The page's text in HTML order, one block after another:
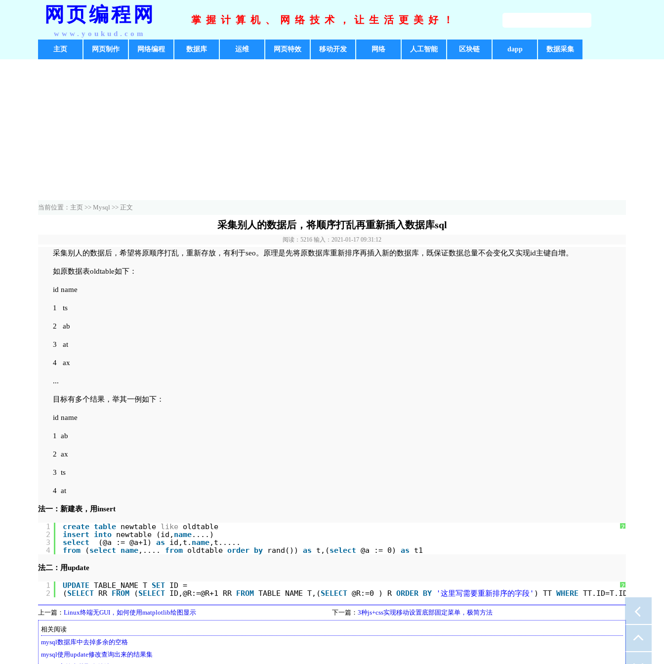
网页编程网
www.youkud.com
掌握计算机、网络技术，让生活更美好！
主页 网页制作 网络编程 数据库 运维 网页特效 移动开发 网络 人工智能 区块链 dapp 数据采集
当前位置： 主页 >> Mysql >> 正文
采集别人的数据后，将顺序打乱再重新插入数据库sql
阅读：5216 输入：2021-01-17 09:31:12
采集别人的数据后，希望将原顺序打乱，重新存放，有利于seo。原理是先将原数据库重新排序再插入新的数据库，既保证数据总量不会变化又实现id主键自增。
如原数据表oldtable如下：
id name
1 ts
2 ab
3 at
4 ax
...
目标有多个结果，举其一例如下：
id name
1 ab
2 ax
3 ts
4 at
法一：新建表，用insert
?
1
2
3
4
create table newtable like
oldtable
insert
into newtable (id, name....)
select
(@a := @a+1) as id,t. name,t.....
from
(select name,.... from oldtable order by rand()) as t,(select @a := 0) as t1
法二：用update
?
1
2
UPDATE TABLE_NAME T SET ID =
(SELECT RR FROM (SELECT ID,@R:=@R+1 RR FROM TABLE_NAME T,(SELECT @R:=0 ) R ORDER BY '这里写需要重新排序的字段' ) TT WHERE TT.ID=T.ID) ;
上一篇： Linux终端无GUI，如何使用matplotlib绘图显示 下一篇： 3种js+css实现移动设置底部固定菜单，极简方法
相关阅读
mysql数据库中去掉多余的空格
mysql使用update修改查询出来的结果集